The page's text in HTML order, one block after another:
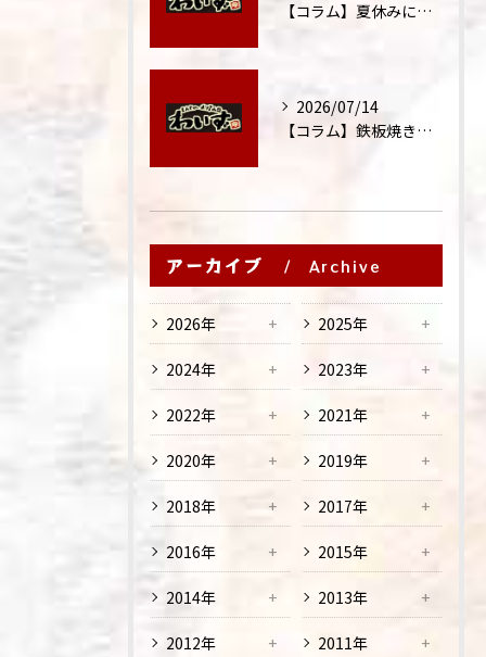
【コラム】夏休みに家族外食が増える理由
2026/07/14
【コラム】鉄板焼きが"コミュニケーション飯"と呼ばれる理由
アーカイブ Archive
2026年 2025年
2024年 2023年
2022年 2021年
2020年 2019年
2018年 2017年
2016年 2015年
2014年 2013年
2012年 2011年